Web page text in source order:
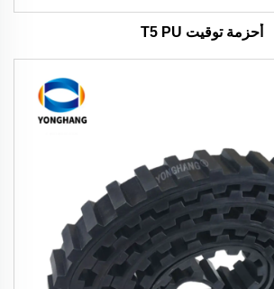
أحزمة توقيت T5 PU